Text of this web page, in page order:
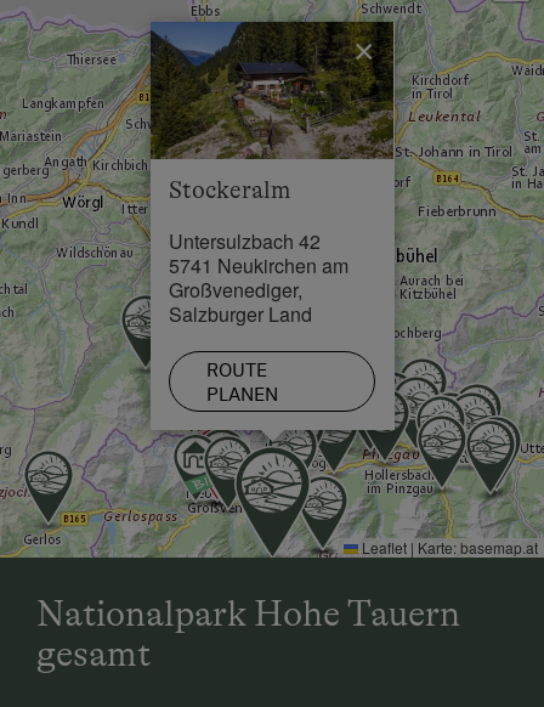
Ortszentrum in 8 km
Restaurant in 8 km
Schwimmbad in 8 km
See / Teich in 8 km
Stockeralm
Untersulzbach 42
5741 Neukirchen am
Großvenediger,
Salzburger Land
ROUTE
PLANEN
×
Leaflet | Karte:basemap.at
Nationalpark Hohe Tauern
gesamt